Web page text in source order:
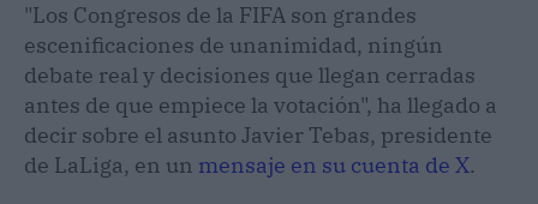
"Los Congresos de la FIFA son grandes
escenificaciones de unanimidad, ningún
debate real y decisiones que llegan cerradas
antes de que empiece la votación", ha llegado a
decir sobre el asunto Javier Tebas, presidente
de LaLiga, en un mensaje en su cuenta de X.